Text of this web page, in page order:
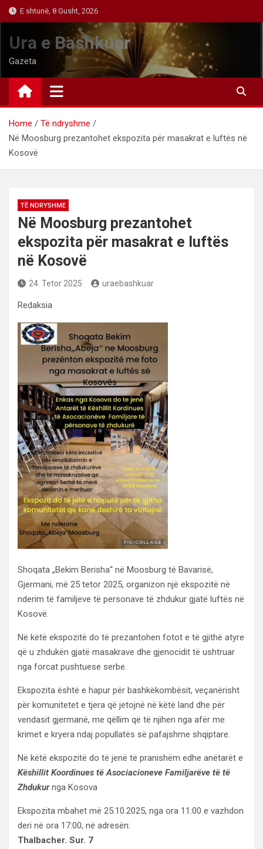
Skip
to
content
E shtunë, 8 Gusht, 2026
Ura e Bashkuar
Gazeta
Home
Të ndryshme
Në Moosburg prezantohet ekspozita për masakrat e luftës në
Kosovë
TË NDRYSHME
Në Moosburg prezantohet
ekspozita për masakrat e luftës
në Kosovë
24. Tetor 2025 uraebashkuar
Redaksia
Shoqata „Bekim Berisha“ në Moosburg të Bavarisë,
Gjermani, më 25 tetor 2025, organizon një ekspozitë në
nderim të familjeve të personave të zhdukur gjatë luftës në
Kosovë.
Në këtë ekspozitë do të prezantohen fotot e të gjithë atyre
që u zhdukën gjatë masakrave dhe gjenocidit të ushtruar
nga forcat pushtuese serbe.
Ekspozita është e hapur për bashkëkombësit, veçanërisht
për komunitetet e tjera që jetojnë në këtë land dhe për
vendasit gjermanë, me qëllim që të njihen nga afër me
krimet e kryera ndaj popullatës së pafajshme shqiptare.
Në këtë ekspozitë do të jenë të pranishëm edhe anëtarët e
Këshillit Koordinues të Asociacioneve Familjarëve të të
Zhdukurnga Kosova
Ekspozita mbahet më 25.10.2025, nga ora 11:00 e vazhdon
deri në ora 17:00, në adresën:
Thalbacher. Sur. 7